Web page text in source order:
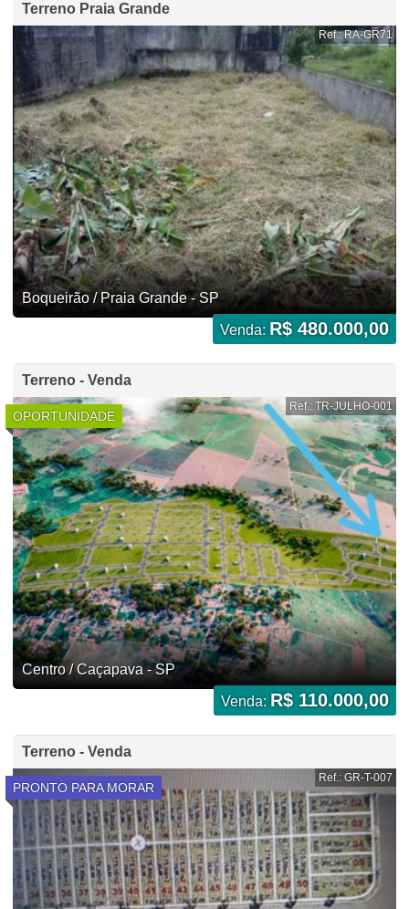
Terreno Praia Grande
Ref.: RA-GR71
Boqueirão / Praia Grande - SP
Venda: R$ 480.000,00
Terreno - Venda
OPORTUNIDADE
Ref.: TR-JULHO-001
Centro / Caçapava - SP
Venda: R$ 110.000,00
Terreno - Venda
PRONTO PARA MORAR
Ref.: GR-T-007